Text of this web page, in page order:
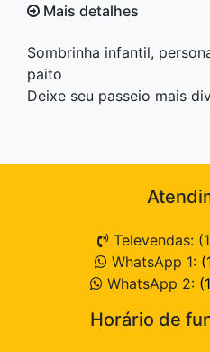
Mais detalhes
Sombrinha infantil,
paito
Deixe seu passeio mais
Televendas:
WhatsApp 1:
WhatsApp 2:
Horário de